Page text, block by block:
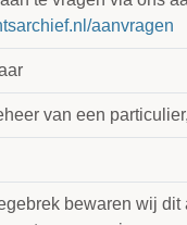
aanvragen
van een
bewaren wij